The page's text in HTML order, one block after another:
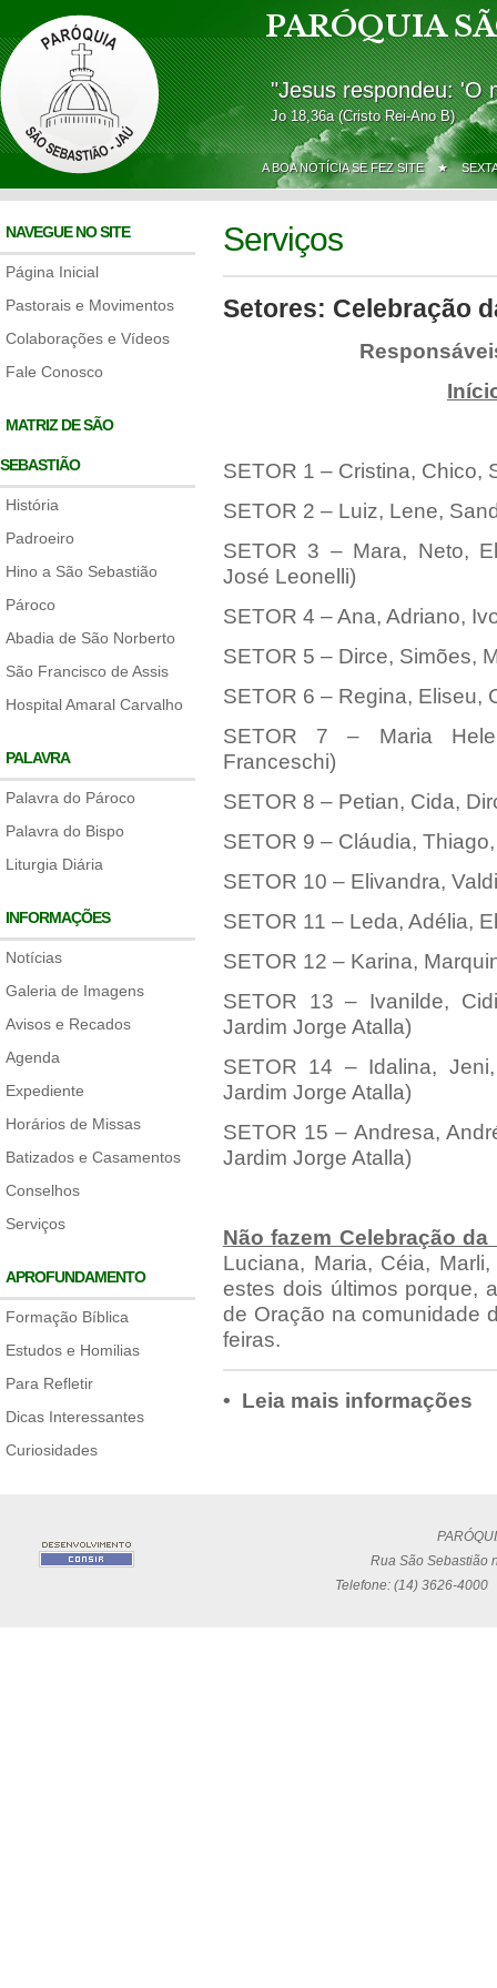
PARÓQUIA
"Jesus respondeu: 'O
Jo 18,36a (Cristo Rei-Ano B)
A BOA NOTÍCIA SE FEZ SITE ★
NAVEGUE NO SITE
Página Inicial
Pastorais e Movimentos
Colaborações e Vídeos
Fale Conosco
MATRIZ DE SÃO
SEBASTIÃO
História
Padroeiro
Hino a São Sebastião
Pároco
Abadia de São Norberto
São Francisco de Assis
Hospital Amaral Carvalho
PALAVRA
Palavra do Pároco
Palavra do Bispo
Liturgia Diária
INFORMAÇÕES
Notícias
Galeria de Imagens
Avisos e Recados
Agenda
Expediente
Horários de Missas
Batizados e Casamentos
Conselhos
Serviços
APROFUNDAMENTO
Formação Bíblica
Estudos e Homilias
Para Refletir
Dicas Interessantes
Curiosidades
Serviços
Setores: Celebração
SETOR 1 – Cristina, Chico,
SETOR 2 – Luiz, Lene,
SETOR 3 – Mara, Neto,
José Leonelli)
SETOR 4 – Ana, Adriano,
SETOR 5 – Dirce, Simões,
SETOR 6 – Regina, Eliseu,
SETOR 7 – Maria
Franceschi)
SETOR 8 – Petian, Cida,
SETOR 9 – Cláudia,
SETOR 10 – Elivandra,
SETOR 11 – Leda, Adélia,
SETOR 12 – Karina,
SETOR 13 – Ivanilde,
Jardim Jorge Atalla)
SETOR 14 – Idalina,
Jardim Jorge Atalla)
SETOR 15 – Andresa,
Jardim Jorge Atalla)
Não fazem Celebração
Luciana, Maria, Céia,
estes dois últimos porque,
de Oração na comunidade
feiras.
• Leia mais informações
Rua São Sebastião
Telefone: (14) 3626-